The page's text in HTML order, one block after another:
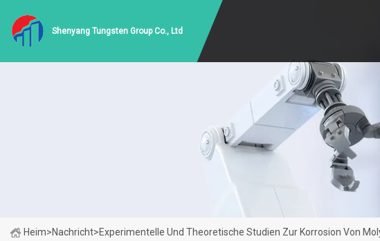
Shenyang Tungsten Group Co., Ltd
Heim>Nachricht>Experimentelle Und Theoretische Studien Zur Korrosion Von